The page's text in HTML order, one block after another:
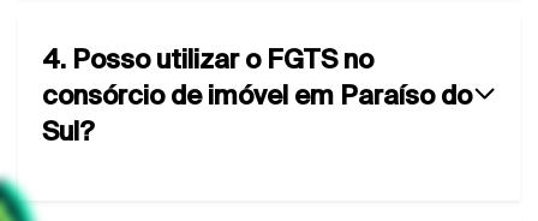
4. Posso utilizar o FGTS no
consórcio de imóvel em Paraíso do
Sul?